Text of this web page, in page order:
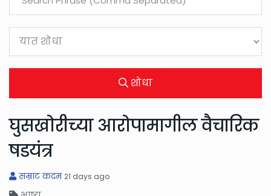
शोधा
घुसखोरीच्या आरोपामागील वैचारिक
षडयंत्र
सम्राट कदम 21 days ago